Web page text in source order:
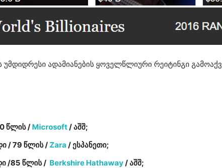
ადამიანების ყოველწლიური რეიტინგი
წლის / Microsoft / აშშ;
/ 79 წლის /Zara / ესპანეთი;
/85 წლის / Berkshire Hathaway / აშშ;